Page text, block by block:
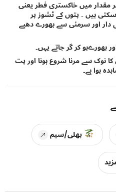
میں خاکستری فطر یعنی
۔ پتوں کے ٹشوز پر
سرمئی سے بھورے دھبے
کر گر جاتے یہں۔
سے مرنا شروع ہونا اور پت
ہے۔
پھلی/سیم